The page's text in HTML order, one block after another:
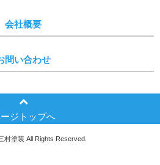
会社概要
問い合わせ
ジトップへ
村塗装 All Rights Reserved.